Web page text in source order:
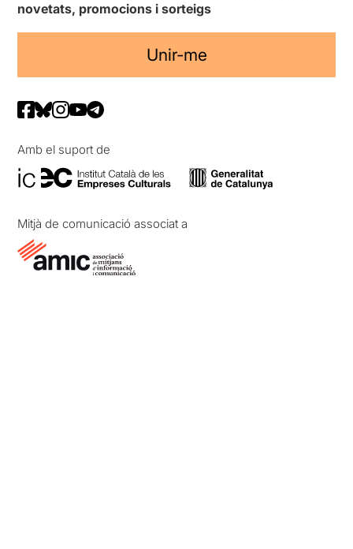
novetats, promocions i sorteigs
Unir-me
Amb el suport de
Mitjà de comunicació associat a